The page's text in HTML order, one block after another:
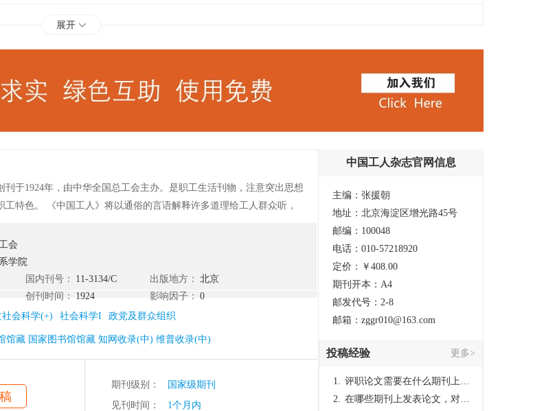
展开
刊于1924年，由中华全国总工会主办。是职工生活刊物，注意突出思想
工特色。 《中国工人》将以通俗的言语解释许多道理给工人群众听，
部的学校，读《中国工人》的人就是这个学校的学生。工人中间应该教
该有知识，有能力，不务空名，会干实事。没有一大批这样的干部，工
能的。
会
学院
国内刊号： 11-3134/C 出版地方：
北京
创刊时间： 1924 影响因子：
0
社会科学(+) 社会科学I 政党及群众组织
馆藏 国家图书馆馆藏 知网收录(中) 维普收录(中)
期刊级别：
国家级期刊
见刊时间：
1个月内
中国工人杂志官网信息
主编：张援朝
地址：北京海淀区增光路45号
邮编：100048
电话：010-57218920
定价：￥408.00
期刊开本：A4
邮发代号：2-8
邮箱：zggr010@163.com
投稿经验 更多>
1. 评职论文需要在什么期刊上发表？
2. 在哪些期刊上发表论文，对考研有优势？